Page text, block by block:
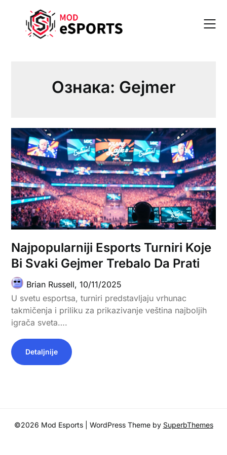
content
Ознака: Gejmer
Najpopularniji Esports Turniri Koje
Bi Svaki Gejmer Trebalo Da Prati
Brian Russell,10/11/2025
U svetu esportsa, turniri predstavljaju vrhunac
takmičenja i priliku za prikazivanje veština najboljih
igrača sveta….
Detaljnije
©2026 Mod Esports | WordPress Theme by SuperbThemes